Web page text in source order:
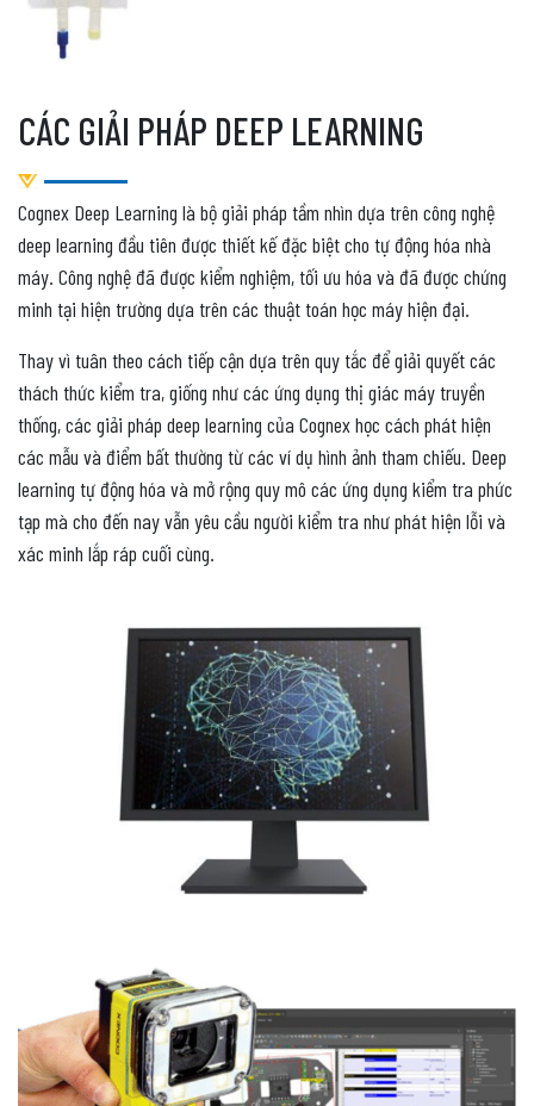
CÁC GIẢI PHÁP DEEP LEARNING
Cognex Deep Learning là bộ giải pháp tầm nhìn dựa trên công nghệ
deep learning đầu tiên được thiết kế đặc biệt cho tự động hóa nhà
máy. Công nghệ đã được kiểm nghiệm, tối ưu hóa và đã được chứng
minh tại hiện trường dựa trên các thuật toán học máy hiện đại.
Thay vì tuân theo cách tiếp cận dựa trên quy tắc để giải quyết các
thách thức kiểm tra, giống như các ứng dụng thị giác máy truyền
thống, các giải pháp deep learning của Cognex học cách phát hiện
các mẫu và điểm bất thường từ các ví dụ hình ảnh tham chiếu. Deep
learning tự động hóa và mở rộng quy mô các ứng dụng kiểm tra phức
tạp mà cho đến nay vẫn yêu cầu người kiểm tra như phát hiện lỗi và
xác minh lắp ráp cuối cùng.